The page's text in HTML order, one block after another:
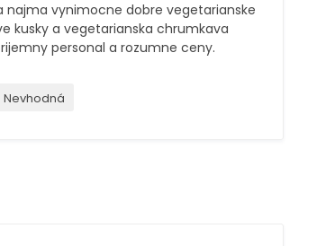
najma vynimocne dobre vegetarianske
kusky a vegetarianska chrumkava
personal a rozumne ceny.
Nevhodná